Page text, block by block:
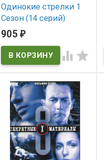
Одинокие стрелки 1
Сезон (14 серий)
(4DVD) (Lonely Hearts)
В наличии
Lonely Hearts
905 ₽
 